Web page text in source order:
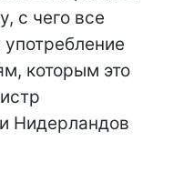
с чего все
которым это
Нидерландов